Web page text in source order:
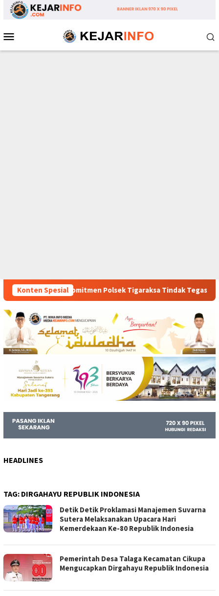
Loncat
Mobile
Konten Spesial
Polsek Tigaraksa Tindak Tegas Peredaran Obat Ilegal, Dua
HEADLINES
TAG: DIRGAHAYU REPUBLIK INDONESIA
Detik Detik Proklamasi Manajemen Suvarna
Sutera Melaksanakan Upacara Hari
Kemerdekaan Ke-80 Republik Indonesia
Pemerintah Desa Talaga Kecamatan Cikupa
Mengucapkan Dirgahayu Republik Indonesia